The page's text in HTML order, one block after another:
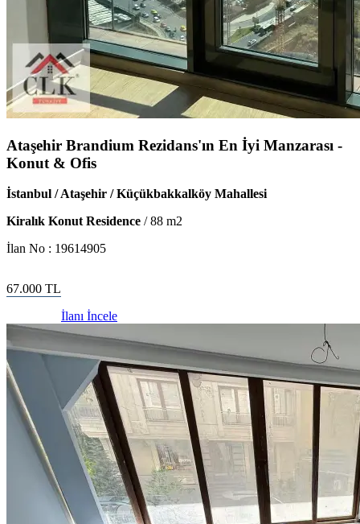
Ataşehir Brandium Rezidans'ın En İyi Manzarası -
Konut & Ofis
İstanbul / Ataşehir / Küçükbakkalköy Mahallesi
Kiralık Konut Residence /88 m2
İlan No : 19614905
67.000 TL
İlanı İncele